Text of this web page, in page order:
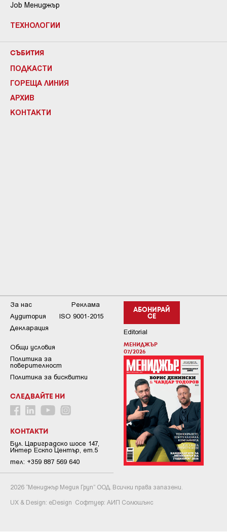
Job Мениджър
ТЕХНОЛОГИИ
СЪБИТИЯ
ПОДКАСТИ
ГОРЕЩА ЛИНИЯ
АРХИВ
КОНТАКТИ
АБОНИРАЙ
СЕ
Editorial
МЕНИДЖЪР
07/2026
За нас
Реклама
Аудитория
ISO 9001-2015
Декларация
Общи условия
Пoлитикa зa
пoвepитeлнocт
Политика за бисквитки
СЛЕДВАЙТЕ НИ
КОНТАКТИ
Бул. Цариградско шосе 147,
Интер Ескпо Център, ет.5
тел: +359 887 569 640
2026 “Мениджър Медия Груп” ООД. Всички права запазени.
UX & Design: eDesign Софтуер: АИП Солюшънс